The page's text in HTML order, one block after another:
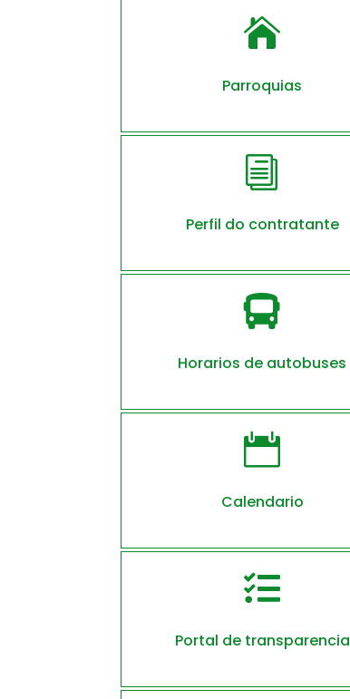

Parroquias
i
Perfil do contratante

Horarios de autobuses

Calendario

Portal de transparencia